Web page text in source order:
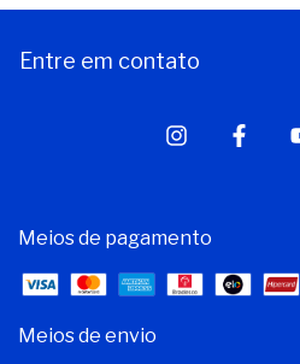
Entre em contato
Meios de pagamento
Meios de envio